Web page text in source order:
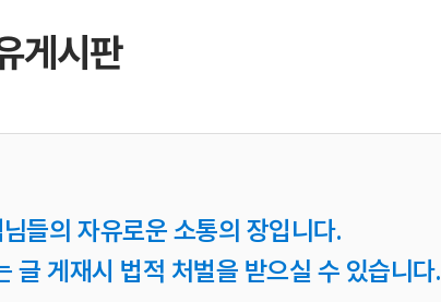
게시판
들의 자유로운 소통의 장입니다.
글 게재시 법적 처벌을 받으실 수 있습니다.